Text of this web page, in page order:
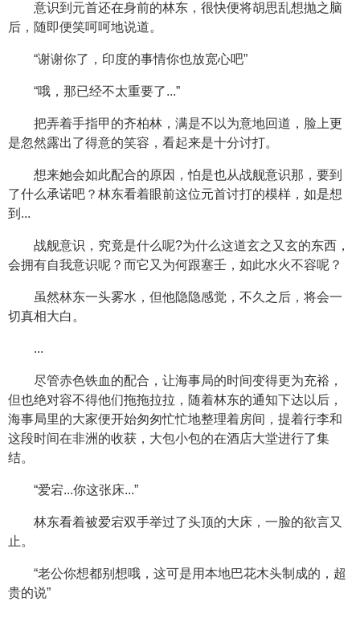
意识到元首还在身前的林东，很快便将胡思乱想抛之脑
后，随即便笑呵呵地说道。
“谢谢你了，印度的事情你也放宽心吧”
“哦，那已经不太重要了...”
把弄着手指甲的齐柏林，满是不以为意地回道，脸上更
是忽然露出了得意的笑容，看起来是十分讨打。
想来她会如此配合的原因，怕是也从战舰意识那，要到
了什么承诺吧？林东看着眼前这位元首讨打的模样，如是想
到...
战舰意识，究竟是什么呢?为什么这道玄之又玄的东西，
会拥有自我意识呢？而它又为何跟塞壬，如此水火不容呢？
虽然林东一头雾水，但他隐隐感觉，不久之后，将会一
切真相大白。
...
尽管赤色铁血的配合，让海事局的时间变得更为充裕，
但也绝对容不得他们拖拖拉拉，随着林东的通知下达以后，
海事局里的大家便开始匆匆忙忙地整理着房间，提着行李和
这段时间在非洲的收获，大包小包的在酒店大堂进行了集
结。
“爱宕...你这张床...”
林东看着被爱宕双手举过了头顶的大床，一脸的欲言又
止。
“老公你想都别想哦，这可是用本地巴花木头制成的，超
贵的说”